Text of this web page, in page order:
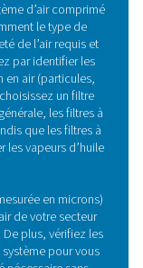
une pureté
jusqu'à 350
inoxydable et
des performances
du